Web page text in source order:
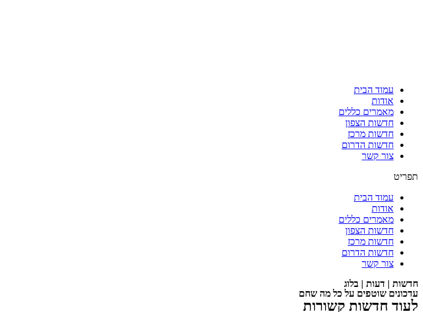
עמוד הבית
אודות
מאמרים כללים
חדשות הצפון
חדשות מרכז
חדשות הדרום
צור קשר
תפריט
עמוד הבית
אודות
מאמרים כללים
חדשות הצפון
חדשות מרכז
חדשות הדרום
צור קשר
חדשות | דעות | בלוג
עדכונים שוטפים על כל מה שחם
לעוד חדשות קשורות